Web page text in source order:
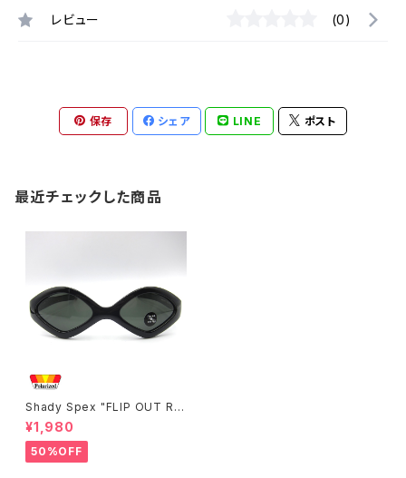
レビュー (0)
保存 シェア LINE ポスト
最近チェックした商品
Shady Spex "FLIP OUT Re
versible Spex " sunglasse
s, Black x Polarized G15
¥1,980
50%OFF